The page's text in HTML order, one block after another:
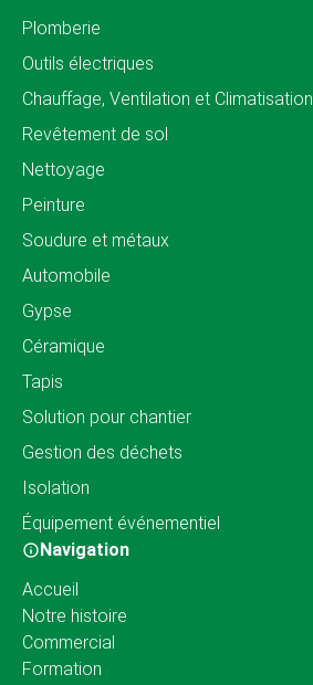
Plomberie
Outils électriques
Chauffage, Ventilation et Climatisation
Revêtement de sol
Nettoyage
Peinture
Soudure et métaux
Automobile
Gypse
Céramique
Tapis
Solution pour chantier
Gestion des déchets
Isolation
Équipement événementiel
Navigation
Accueil
Notre histoire
Commercial
Formation